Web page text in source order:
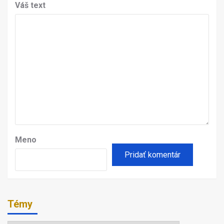
Váš text
Meno
Témy